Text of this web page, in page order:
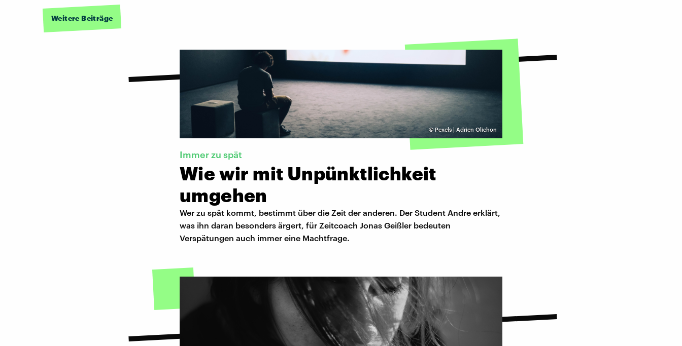
Weitere Beiträge
©Pexels | Adrien Olichon
Immer zu spät
Wie wir mit Unpünktlichkeit
umgehen
Wer zu spät kommt, bestimmt über die Zeit der anderen. Der Student Andre erklärt,
was ihn daran besonders ärgert, für Zeitcoach Jonas Geißler bedeuten
Verspätungen auch immer eine Machtfrage.